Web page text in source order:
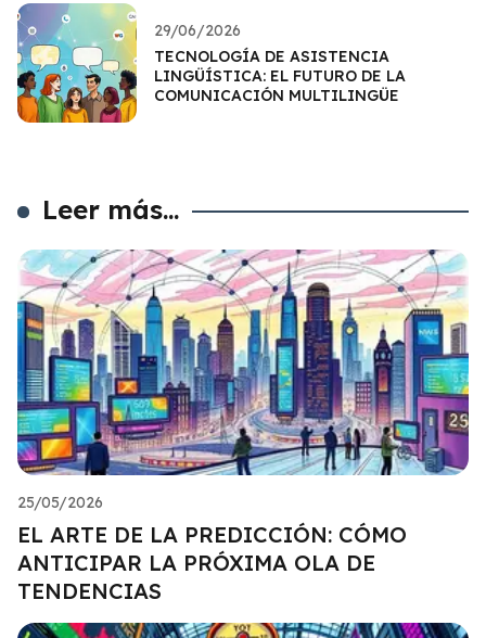
29/06/2026
TECNOLOGÍA DE ASISTENCIA
LINGÜÍSTICA: EL FUTURO DE LA
COMUNICACIÓN MULTILINGÜE
Leer más...
25/05/2026
EL ARTE DE LA PREDICCIÓN: CÓMO
ANTICIPAR LA PRÓXIMA OLA DE
TENDENCIAS